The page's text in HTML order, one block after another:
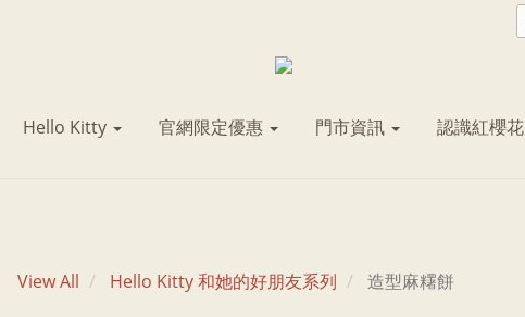
Hello Kitty 官網限定優惠 門市資訊 認識紅櫻花
View All Hello Kitty 和她的好朋友系列 造型麻糬餅